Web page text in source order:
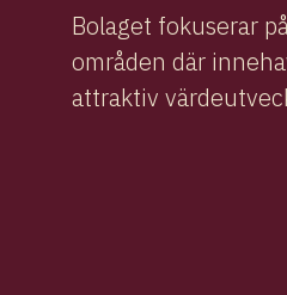
Bolaget fokuserar
områden där
attraktiv